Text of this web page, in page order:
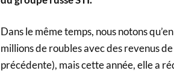
Dans le même temps, nous notons
millions de roubles avec des revenus
précédente), mais cette année, elle a